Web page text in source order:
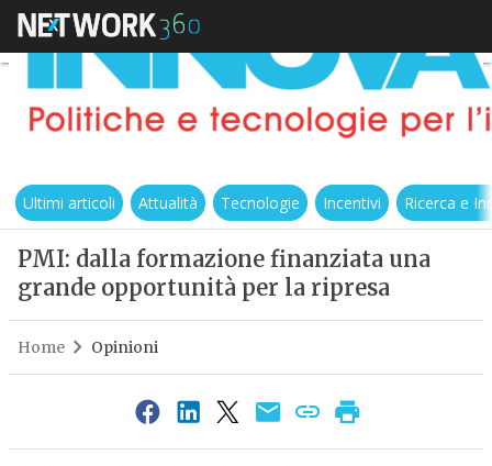
Ultimi articoli Attualità Tecnologie Incentivi Ricerca e
PMI: dalla formazione finanziata una
grande opportunità per la ripresa
Home Opinioni